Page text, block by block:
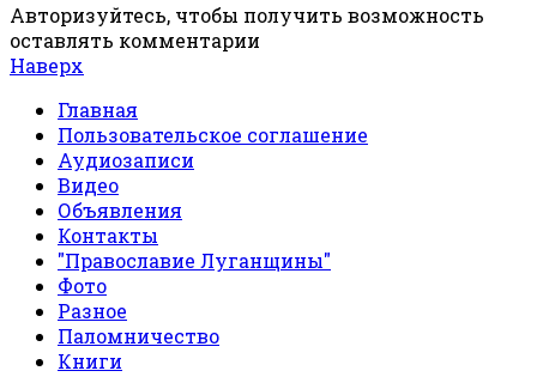
Авторизуйтесь, чтобы получить возможность
оставлять комментарии
Наверх
Главная
Пользовательское соглашение
Аудиозаписи
Видео
Объявления
Контакты
"Православие Луганщины"
Фото
Разное
Паломничество
Книги